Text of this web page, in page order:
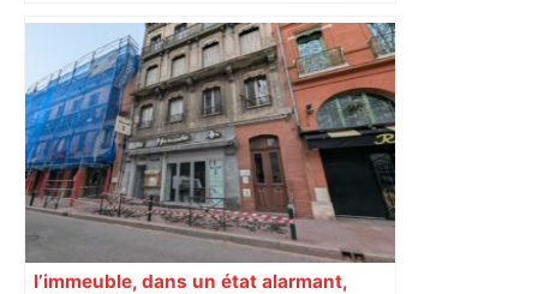
l’immeuble, dans un état alarmant,